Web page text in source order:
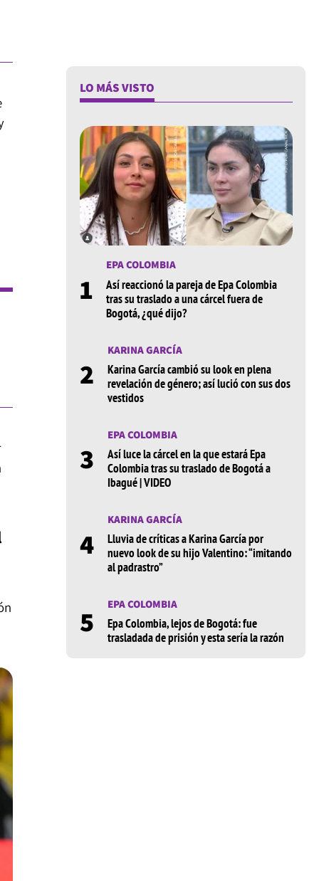
LO MÁS VISTO
1
EPA COLOMBIA
Así reaccionó la pareja de Epa Colombia
tras su traslado a una cárcel fuera de
Bogotá, ¿qué dijo?
2
KARINA GARCÍA
Karina García cambió su look en plena
revelación de género; así lució con sus dos
vestidos
3
EPA COLOMBIA
Así luce la cárcel en la que estará Epa
Colombia tras su traslado de Bogotá a
Ibagué | VIDEO
4
KARINA GARCÍA
Lluvia de críticas a Karina García por
nuevo look de su hijo Valentino: “imitando
al padrastro”
5
EPA COLOMBIA
Epa Colombia, lejos de Bogotá: fue
trasladada de prisión y esta sería la razón